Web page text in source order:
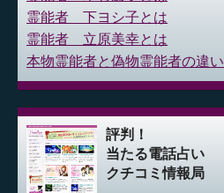
霊能者 下ヨシ子とは
霊能者 立原美幸とは
本物霊能者と偽物霊能者の違い
評判！
当たる電話占い
クチコミ情報局